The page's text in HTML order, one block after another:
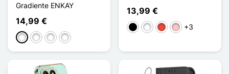
Gradiente ENKAY
14,99 €
Violet / Bleu
Bleu / Rose
Rose / Doré
Violet / Doré
13,99 €
NegroBlancoRojoRosa+3